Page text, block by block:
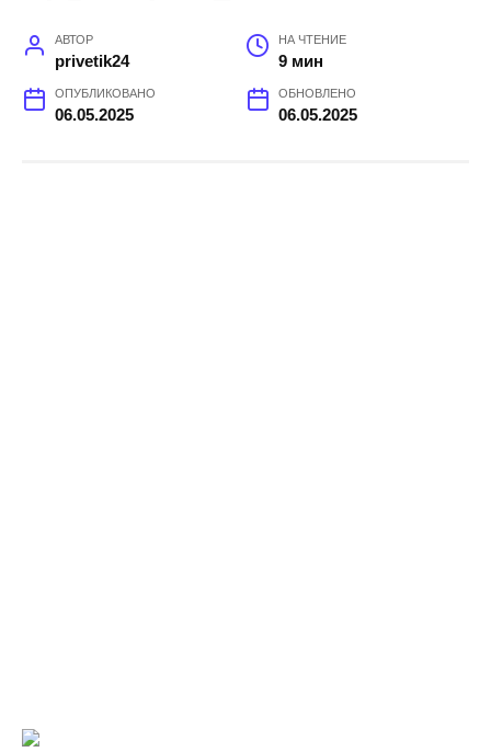
АВТОР
privetik24
НА ЧТЕНИЕ
9 мин
ОПУБЛИКОВАНО
06.05.2025
ОБНОВЛЕНО
06.05.2025